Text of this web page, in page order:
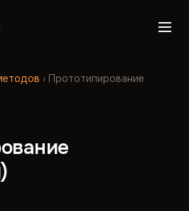
› Прототипирование